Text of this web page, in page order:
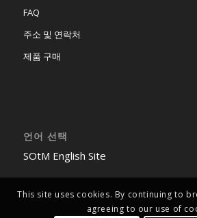
FAQ
주소 및 연락처
제품 구매
언어 선택
SOtM English Site
This site uses cookies. By continuing to
agreeing to our use of